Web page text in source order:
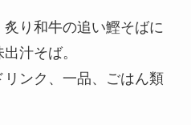
り和牛の追い鰹そばに
汁そば。
リンク、一品、ごはん類